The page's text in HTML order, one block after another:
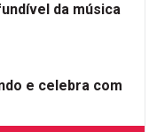
da música
e celebra com